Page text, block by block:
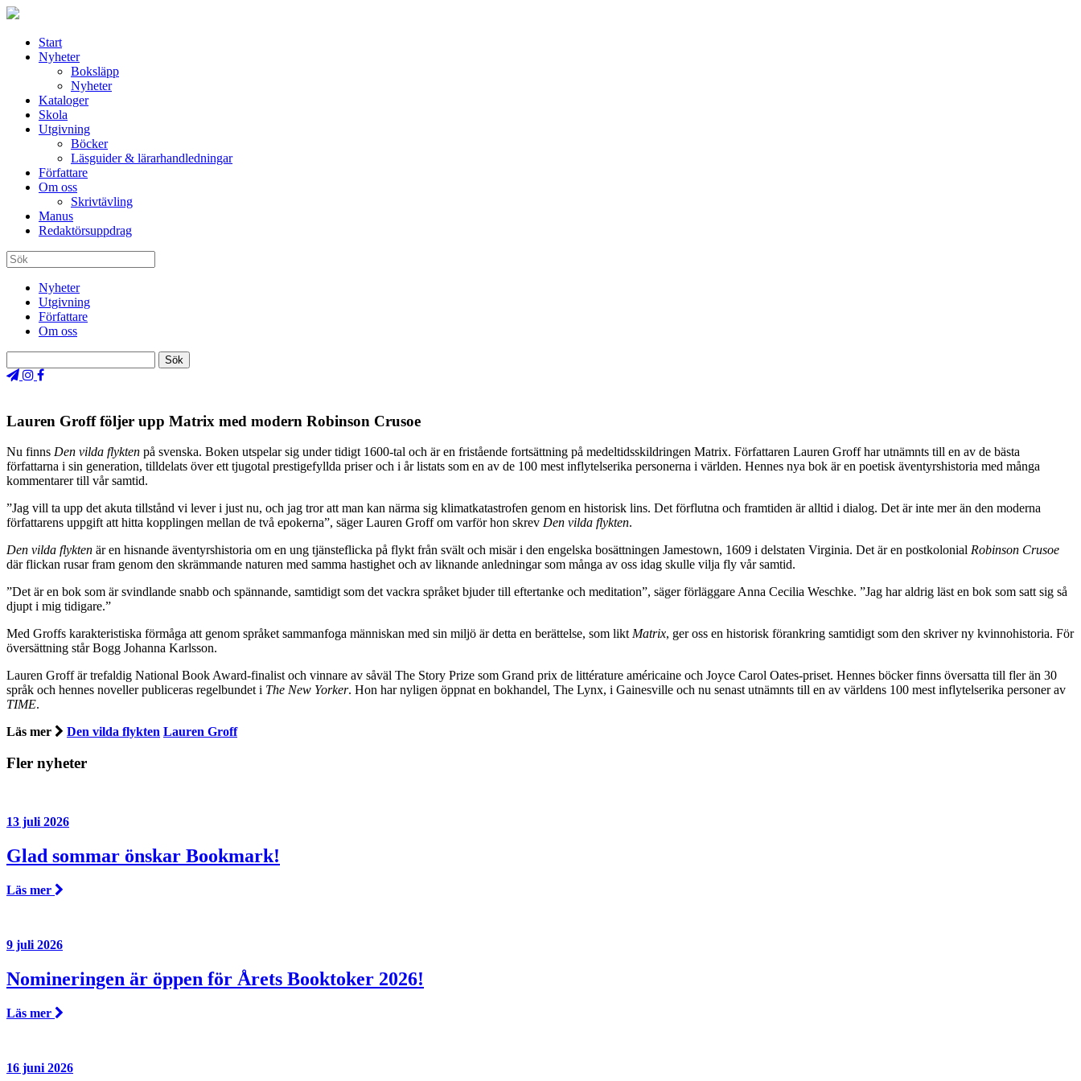
Start
Nyheter
Boksläpp
Nyheter
Kataloger
Skola
Utgivning
Böcker
Läsguider & lärarhandledningar
Författare
Om oss
Skrivtävling
Manus
Redaktörsuppdrag
Nyheter
Utgivning
Författare
Om oss
Lauren Groff följer upp Matrix med modern Robinson Crusoe
Nu finns Den vilda flykten på svenska. Boken utspelar sig under tidigt 1600-tal och är en fristående fortsättning på medeltidsskildringen Matrix. Författaren Lauren Groff har utnämnts till en av de bästa
författarna i sin generation, tilldelats över ett tjugotal prestigefyllda priser och i år listats som en av de 100 mest inflytelserika personerna i världen. Hennes nya bok är en poetisk äventyrshistoria med många
kommentarer till vår samtid.
”Jag vill ta upp det akuta tillstånd vi lever i just nu, och jag tror att man kan närma sig klimatkatastrofen genom en historisk lins. Det förflutna och framtiden är alltid i dialog. Det är inte mer än den moderna
författarens uppgift att hitta kopplingen mellan de två epokerna”, säger Lauren Groff om varför hon skrev Den vilda flykten.
Den vilda flykten är en hisnande äventyrshistoria om en ung tjänsteflicka på flykt från svält och misär i den engelska bosättningen Jamestown, 1609 i delstaten Virginia. Det är en postkolonial Robinson Crusoe
där flickan rusar fram genom den skrämmande naturen med samma hastighet och av liknande anledningar som många av oss idag skulle vilja fly vår samtid.
”Det är en bok som är svindlande snabb och spännande, samtidigt som det vackra språket bjuder till eftertanke och meditation”, säger förläggare Anna Cecilia Weschke. ”Jag har aldrig läst en bok som satt sig så
djupt i mig tidigare.”
Med Groffs karakteristiska förmåga att genom språket sammanfoga människan med sin miljö är detta en berättelse, som liktMatrix, ger oss en historisk förankring samtidigt som den skriver ny kvinnohistoria. För
översättning står Bogg Johanna Karlsson.
Lauren Groff är trefaldig National Book Award-finalist och vinnare av såväl The Story Prize som Grand prix de littérature américaine och Joyce Carol Oates-priset. Hennes böcker finns översatta till fler än 30
språk och hennes noveller publiceras regelbundet i The New Yorker. Hon har nyligen öppnat en bokhandel, The Lynx, i Gainesville och nu senast utnämnts till en av världens 100 mest inflytelserika personer av
TIME.
Läs mer
Den vilda flykten Lauren Groff
Fler nyheter
13 juli 2026
Glad sommar önskar Bookmark!
Läs mer
9 juli 2026
Nomineringen är öppen för Årets Booktoker 2026!
Läs mer
16 juni 2026